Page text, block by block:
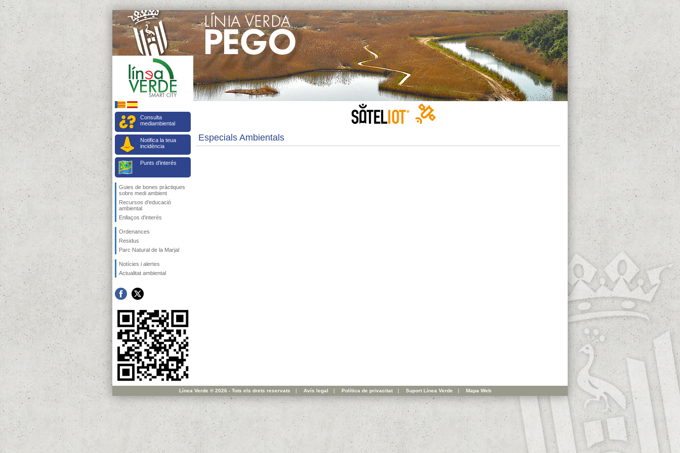
Consulta
mediambiental
Notifica la teua
incidència
Punts d'interés
Guies de bones pràctiques
sobre medi ambient
Recursos d'educació
ambiental
Enllaços d'interès
Ordenances
Residus
Parc Natural de la Marjal
Notícies i alertes
Actualitat ambiental
Especials Ambientals
Línea Verde ® 2026 - Tots els drets reservats | Avís legal | Política de privacitat | Suport Línea Verde | Mapa Web